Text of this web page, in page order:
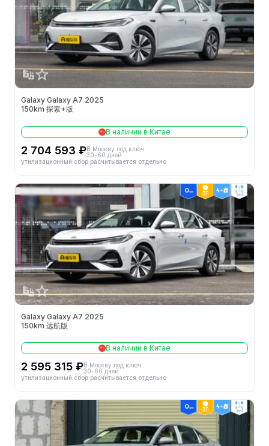
Galaxy Galaxy A7 2025
150km 探索+版
В наличии в Китае
2 704 593 ₽В Москву под ключ
30-60 дней
утилизационный сбор расчитывается отдельно
ТОП 1 2wd
Galaxy Galaxy A7 2025
150km 远航版
В наличии в Китае
2 595 315 ₽В Москву под ключ
30-60 дней
утилизационный сбор расчитывается отдельно
2wd